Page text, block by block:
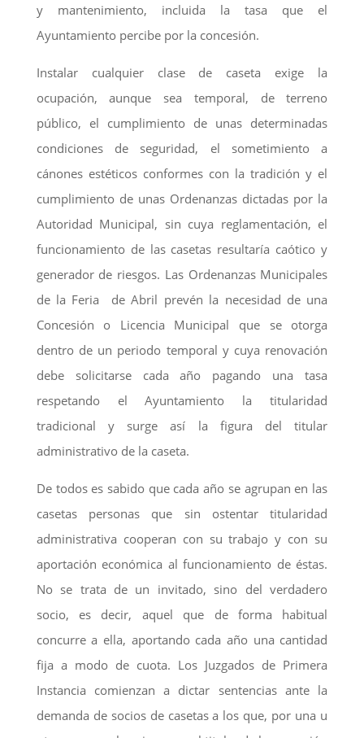
y mantenimiento, incluida la tasa que el
Ayuntamiento percibe por la concesión.
Instalar cualquier clase de caseta exige la
ocupación, aunque sea temporal, de terreno
público, el cumplimiento de unas determinadas
condiciones de seguridad, el sometimiento a
cánones estéticos conformes con la tradición y el
cumplimiento de unas Ordenanzas dictadas por la
Autoridad Municipal, sin cuya reglamentación, el
funcionamiento de las casetas resultaría caótico y
generador de riesgos. Las Ordenanzas Municipales
de la Feria de Abril prevén la necesidad de una
Concesión o Licencia Municipal que se otorga
dentro de un periodo temporal y cuya renovación
debe solicitarse cada año pagando una tasa
respetando el Ayuntamiento la titularidad
tradicional y surge así la figura del titular
administrativo de la caseta.
De todos es sabido que cada año se agrupan en las
casetas personas que sin ostentar titularidad
administrativa cooperan con su trabajo y con su
aportación económica al funcionamiento de éstas.
No se trata de un invitado, sino del verdadero
socio, es decir, aquel que de forma habitual
concurre a ella, aportando cada año una cantidad
fija a modo de cuota. Los Juzgados de Primera
Instancia comienzan a dictar sentencias ante la
demanda de socios de casetas a los que, por una u